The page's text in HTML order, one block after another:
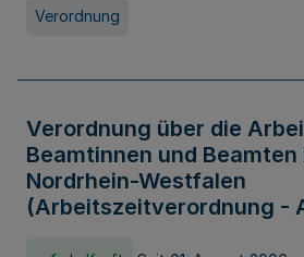
Verordnung
Verordnung über die
Beamtinnen und Beamten
Nordrhein-Westfalen
(Arbeitszeitverordnung -